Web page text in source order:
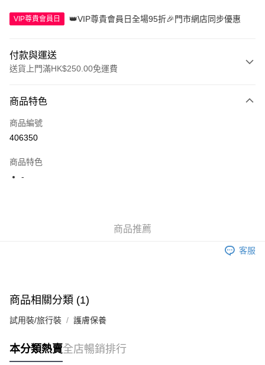
VIP尊貴會員日 👑VIP尊貴會員日全場95折🎉門市網店同步優惠
付款與運送
送貨上門滿HK$250.00免運費
信用卡
Apple Pay
JD京東物流，訂單確認發貨後2-4個工作天送達
商品特色
商品編號
406350
商品特色
-
商品推薦
客服
商品相關分類 (1)
試用裝/旅行裝 護膚保養
本分類熱賣全店暢銷排行